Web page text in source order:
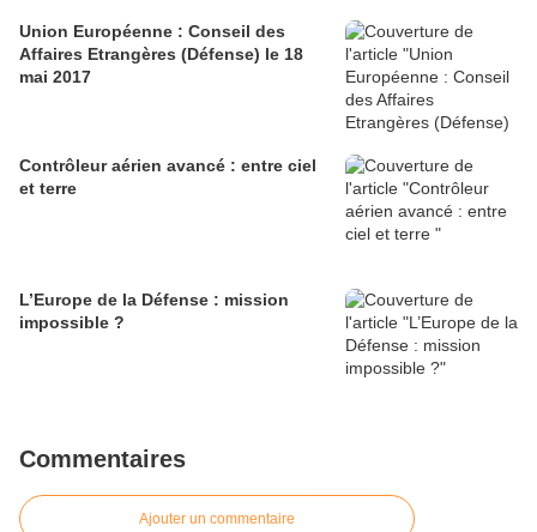
Union Européenne : Conseil des
Affaires Etrangères (Défense) le 18
mai 2017
Contrôleur aérien avancé : entre ciel
et terre
L’Europe de la Défense : mission
impossible ?
Commentaires
Ajouter un commentaire